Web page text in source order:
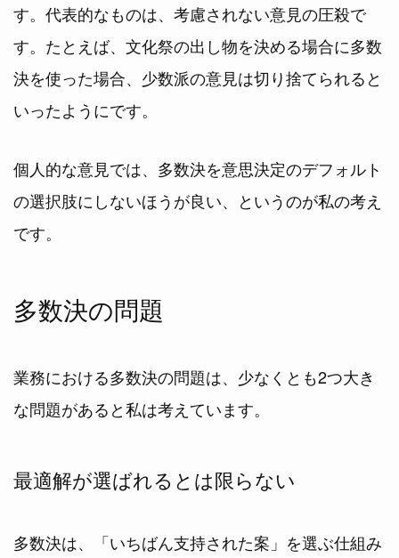
す。代表的なものは、考慮されない意見の圧殺で
す。たとえば、文化祭の出し物を決める場合に多数
決を使った場合、少数派の意見は切り捨てられると
いったようにです。
個人的な意見では、多数決を意思決定のデフォルト
の選択肢にしないほうが良い、というのが私の考え
です。
多数決の問題
業務における多数決の問題は、少なくとも2つ大き
な問題があると私は考えています。
最適解が選ばれるとは限らない
多数決は、「いちばん支持された案」を選ぶ仕組み